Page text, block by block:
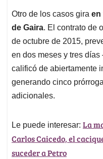
Otro de los casos gira en
de Gaira. El contrato de
de octubre de 2015,
en dos meses y tres
calificó de abiertamente
generando cinco
adicionales.
Le puede interesar: La
Carlos Caicedo, el
suceder a Petro